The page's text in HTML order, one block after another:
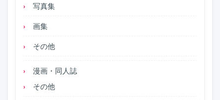
写真集
画集
その他
漫画・同人誌
その他